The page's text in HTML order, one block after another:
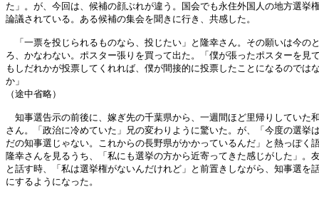
た」。が、今回は、候補の顔ぶれが違う。国会でも永住外国人の地方選挙
論議されている。ある候補の集会を聞きに行き、共感した。
「一票を投じられるものなら、投じたい」と隆幸さん。その願いは今の
ろ、かなわない。ポスター張りを買って出た。「僕が張ったポスターを見て
もしだれかが投票してくれれば、僕が間接的に投票したことになるのでは
か」
（途中省略）
知事選告示の前後に、嫁ぎ先の千葉県から、一週間ほど里帰りしていた
さん。「政治に冷めていた」兄の変わりように驚いた。が、「今度の選挙
だの知事選じゃない。これからの長野県がかかっているんだ」と熱っぽく
隆幸さんを見るうち、「私にも選挙の方から近寄ってきた感じがした」。
と話す時、「私は選挙権がないんだけれど」と前置きしながら、知事選を
にするようになった。